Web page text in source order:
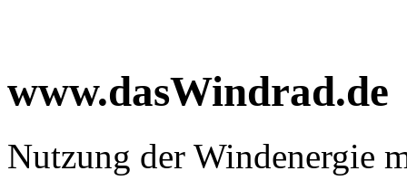
www.dasWindrad.de
Nutzung der Windenergie